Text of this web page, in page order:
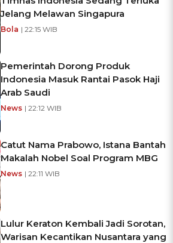
Jelang Melawan Singapura
Bola | 22:15 WIB
Pemerintah Dorong Produk
Indonesia Masuk Rantai Pasok Haji
Arab Saudi
News | 22:12 WIB
Catut Nama Prabowo, Istana Bantah
Makalah Nobel Soal Program MBG
News | 22:11 WIB
Lulur Keraton Kembali Jadi Sorotan,
Warisan Kecantikan Nusantara yang